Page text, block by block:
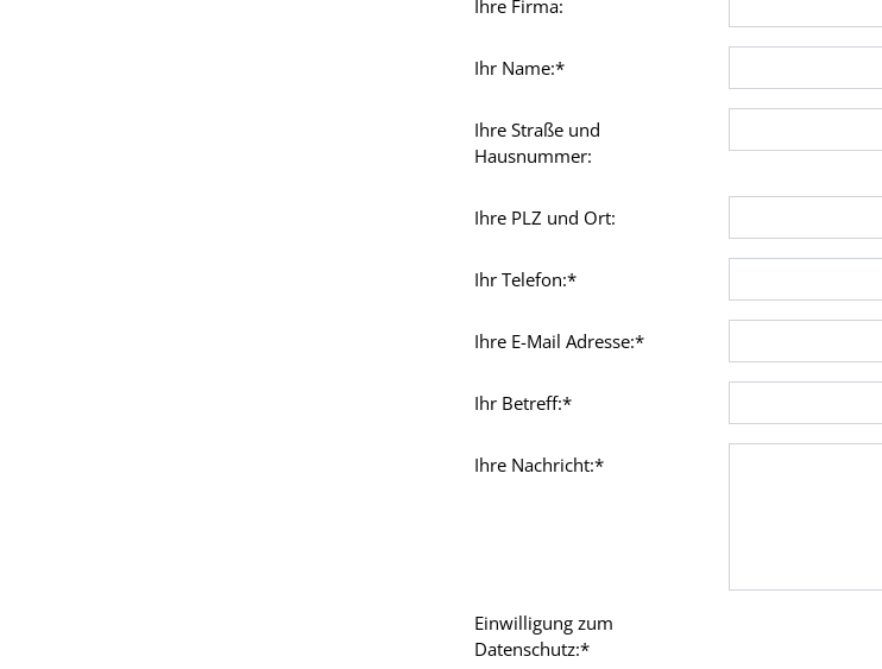
Ihre Firma:
Ihr Name:*
Ihre Straße und
Hausnummer:
Ihre PLZ und Ort:
Ihr Telefon:*
Ihre E-Mail Adresse:*
Ihr Betreff:*
Ihre Nachricht:*
Einwilligung zum
Datenschutz:*